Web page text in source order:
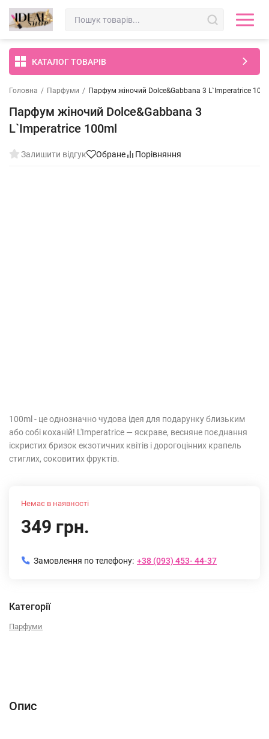
КАТАЛОГ ТОВАРІВ
Головна / Парфуми / Парфум жіночий Dolce&Gabbana 3 L`Imperatrice
Парфум жіночий Dolce&Gabbana 3
L`Imperatrice 100ml
Залишити відгук Обране Порівняння
100ml - це однозначно чудова ідея для подарунку близьким
або собі коханій! L'Imperatrice — яскраве, весняне поєднання
іскристих бризок екзотичних квітів і дорогоцінних крапель
стиглих, соковитих фруктів.
Немає в наявності
349 грн.
Замовлення по телефону: +38 (093) 453- 44-37
Категорії
Парфуми
Опис